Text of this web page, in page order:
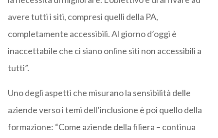
avere tutti i siti, compresi quelli della PA,
completamente accessibili. Al giorno d’oggi è
inaccettabile che ci siano online siti non accessibili a
tutti”.
Uno degli aspetti che misurano la sensibilità delle
aziende verso i temi dell’inclusione è poi quello della
formazione: “Come aziende della filiera – continua